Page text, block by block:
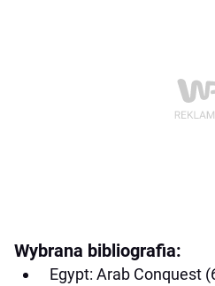
Wybrana bibliografia:
Egypt: Arab Conquest